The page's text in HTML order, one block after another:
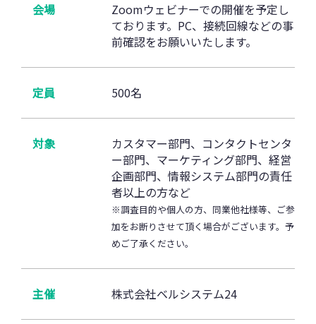
会場
Zoomウェビナーでの開催を予定し
ております。PC、接続回線などの事
前確認をお願いいたします。
定員 500名
対象
カスタマー部門、コンタクトセンタ
ー部門、マーケティング部門、経営
企画部門、情報システム部門の責任
者以上の方など
※調査目的や個人の方、同業他社様等、ご参
加をお断りさせて頂く場合がございます。予
めご了承ください。
主催 株式会社ベルシステム24